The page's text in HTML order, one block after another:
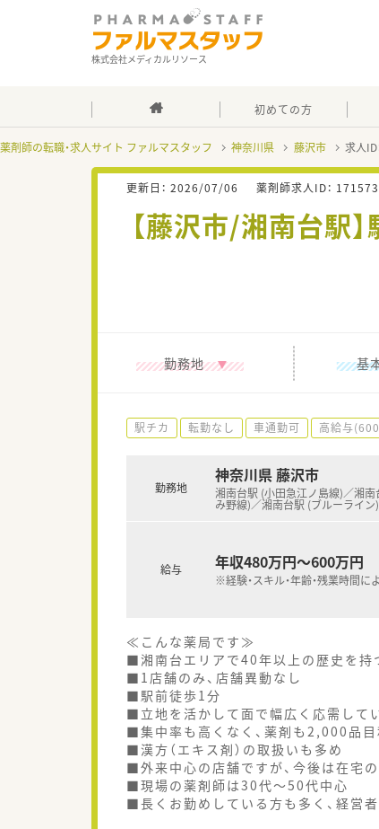
株式会社メディカルリソース
初めての方
薬剤師の転職・求人サイト ファルマスタッフ 神奈川県 藤沢市 求人
更新日： 2026/07/06 薬剤師求人ID： 171573
【藤沢市/湘南台
勤務地 基
駅チカ 転勤なし 車通勤可 高給与
勤務地
神奈川県 藤沢市
湘南台駅 (小田急江ノ島線)／湘南
み野線)／湘南台駅 (ブルーライン)
給与 年収480万円～600万円
※経験・スキル・年齢・残業時間に
≪こんな薬局です≫
■湘南台エリアで40年以上の歴史を持
■1店舗のみ、店舗異動なし
■駅前徒歩1分
■立地を活かして面で幅広く応需して
■集中率も高くなく、薬剤も2,000品
■漢方（エキス剤）の取扱いも多め
■外来中心の店舗ですが、今後は在宅
■現場の薬剤師は30代～50代中心
■長くお勤めしている方も多く、経営